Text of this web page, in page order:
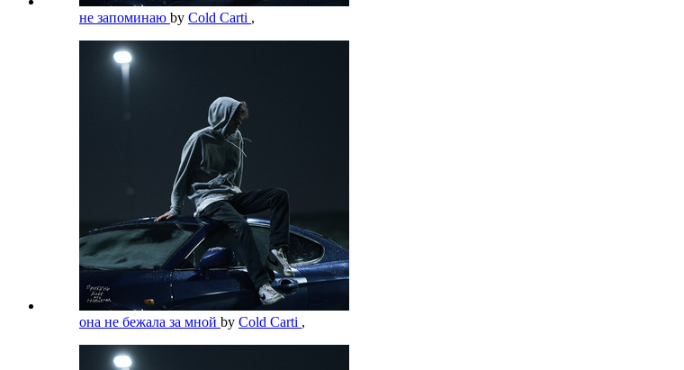
не запоминаю by Cold Carti ,
она не бежала за мной by Cold Carti ,